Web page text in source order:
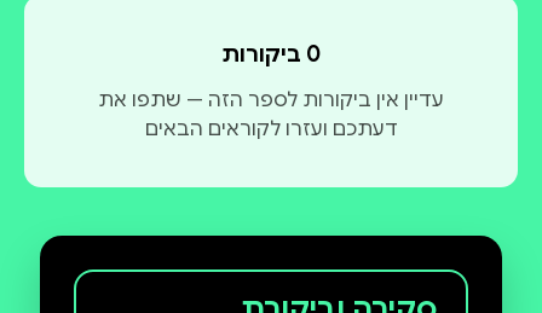
0 ביקורות
עדיין אין ביקורות לספר הזה — שתפו את
דעתכם ועזרו לקוראים הבאים